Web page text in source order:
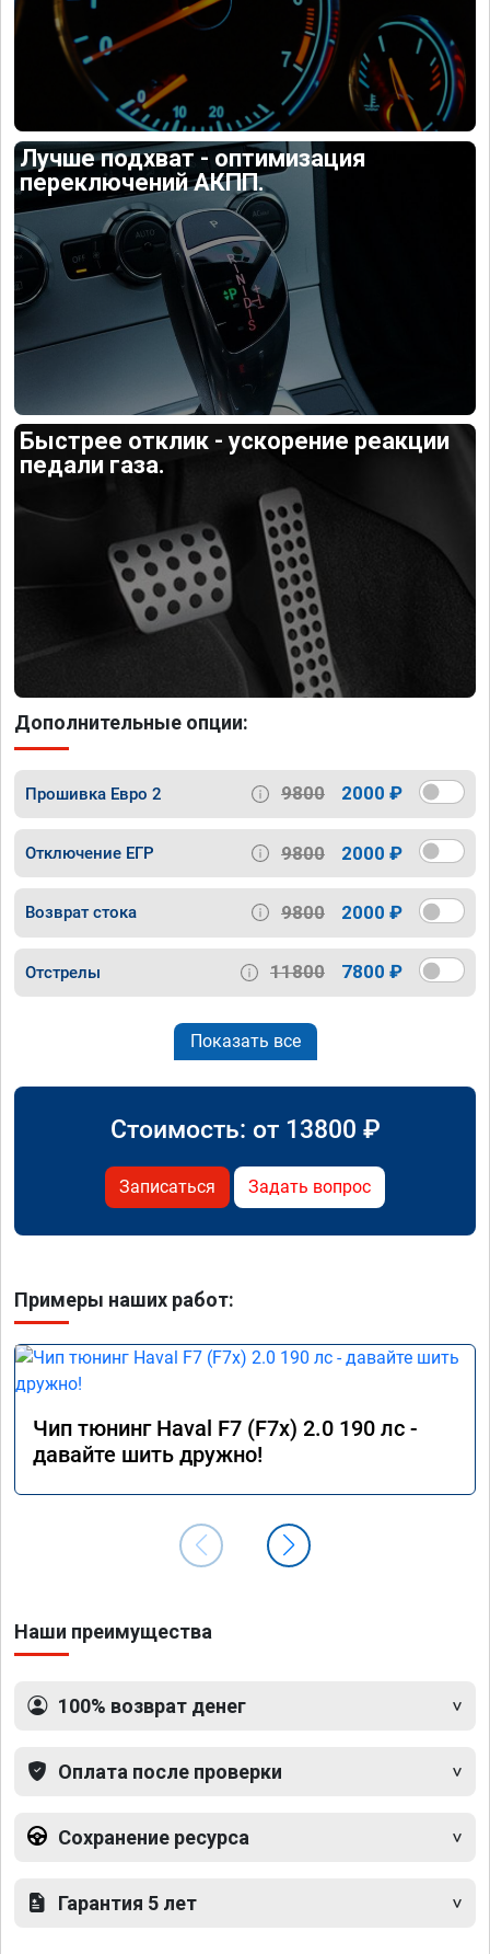
Лучше подхват - оптимизация
переключений АКПП.
Быстрее отклик - ускорение реакции
педали газа.
Дополнительные опции:
Прошивка Евро 2 9800 2000 ₽
Отключение ЕГР 9800 2000 ₽
Возврат стока 9800 2000 ₽
Отстрелы 11800 7800 ₽
Показать все
Стоимость: от 13800 ₽
Записаться Задать вопрос
Примеры наших работ:
Чип тюнинг Haval F7 (F7x) 2.0 190 лс -
давайте шить дружно!
Наши преимущества
100% возврат денег
Оплата после проверки
Сохранение ресурса
Гарантия 5 лет